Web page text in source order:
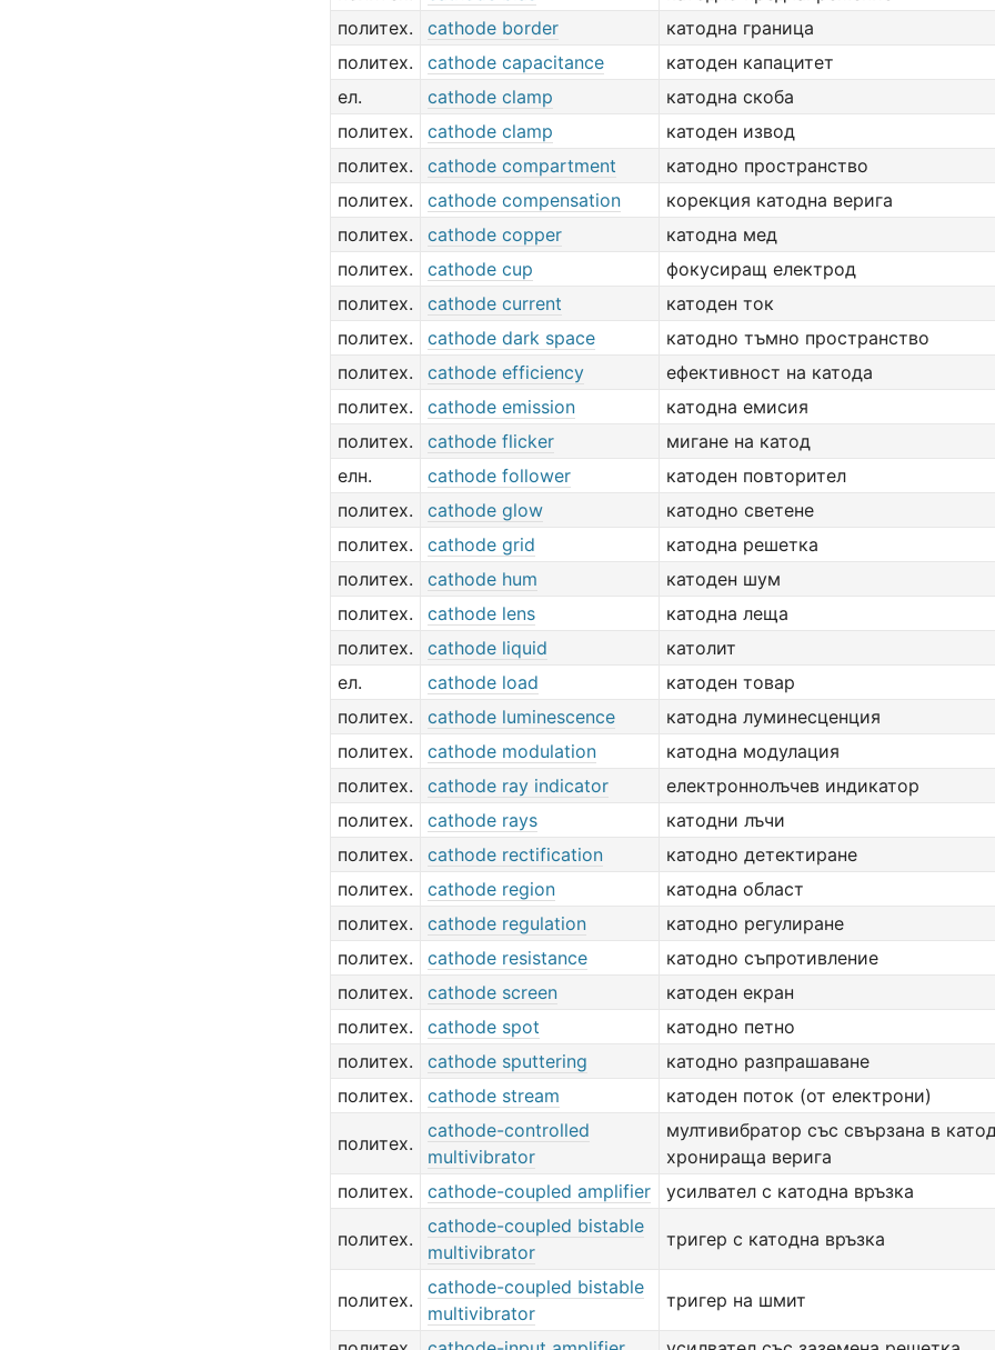
политех.
cathode border
катодна граница
политех.
cathode capacitance
катоден капацитет
ел.
cathode clamp
катодна скоба
политех.
cathode clamp
катоден извод
политех.
cathode compartment
катодно пространство
политех.
cathode compensation
корекция катодна верига
политех.
cathode copper
катодна мед
политех.
cathode cup
фокусиращ електрод
политех.
cathode current
катоден ток
политех.
cathode dark space
катодно тъмно пространство
политех.
cathode efficiency
ефективност на катода
политех.
cathode emission
катодна емисия
политех.
cathode flicker
мигане на катод
елн.
cathode follower
катоден повторител
политех.
cathode glow
катодно светене
политех.
cathode grid
катодна решетка
политех.
cathode hum
катоден шум
политех.
cathode lens
катодна леща
политех.
cathode liquid
католит
ел.
cathode load
катоден товар
политех.
cathode luminescence
катодна луминесценция
политех.
cathode modulation
катодна модулация
политех.
cathode ray indicator
електроннолъчев индикатор
политех.
cathode rays
катодни лъчи
политех.
cathode rectification
катодно детектиране
политех.
cathode region
катодна област
политех.
cathode regulation
катодно регулиране
политех.
cathode resistance
катодно съпротивление
политех.
cathode screen
катоден екран
политех.
cathode spot
катодно петно
политех.
cathode sputtering
катодно разпрашаване
политех.
cathode stream катоден поток (от електрони)
политех.
cathode-controlled
multivibrator
мултивибратор със свързана в
хронираща верига
политех.
cathode-coupled amplifier усилвател с катодна връзка
политех.
cathode-coupled bistable
multivibrator
тригер с катодна връзка
политех.
cathode-coupled bistable
multivibrator
тригер на шмит